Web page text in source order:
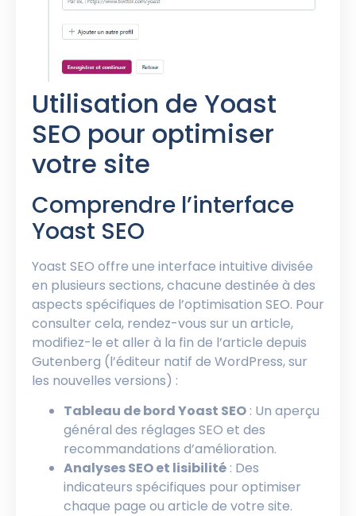
Utilisation de Yoast
SEO pour optimiser
votre site
Comprendre l’interface
Yoast SEO
Yoast SEO offre une interface intuitive divisée
en plusieurs sections, chacune destinée à des
aspects spécifiques de l’optimisation SEO. Pour
consulter cela, rendez-vous sur un article,
modifiez-le et aller à la fin de l’article depuis
Gutenberg (l’éditeur natif de WordPress, sur
les nouvelles versions) :
Tableau de bord Yoast SEO : Un aperçu
général des réglages SEO et des
recommandations d’amélioration.
Analyses SEO et lisibilité : Des
indicateurs spécifiques pour optimiser
chaque page ou article de votre site.